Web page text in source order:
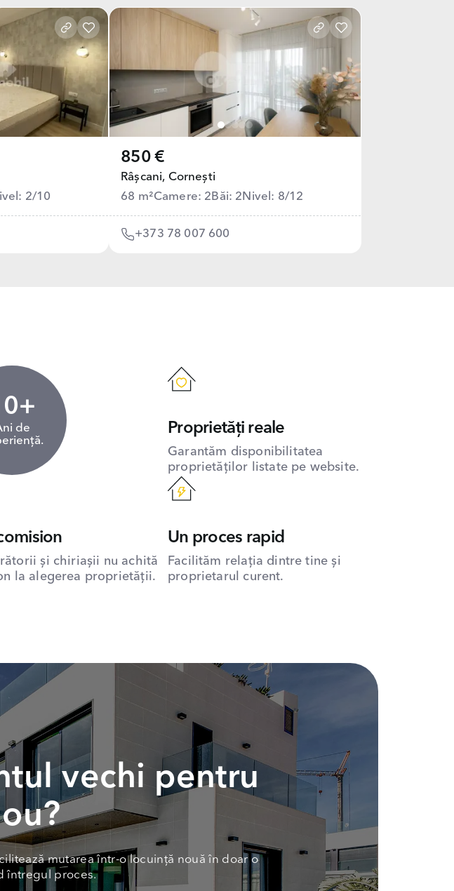
2/10
850 €
Râșcani, Cornești
68 m²Camere: 2 Băi: 2 Nivel: 8/12
+373 78 007 600
de
Proprietăți reale
Garantăm disponibilitatea
proprietăților listate pe website.
și chiriașii nu achită
la alegerea proprietății.
Un proces rapid
Facilităm relația dintre tine și
proprietarul curent.
vechi pentru
mutarea într-o locuință nouă în doar o
întregul proces.